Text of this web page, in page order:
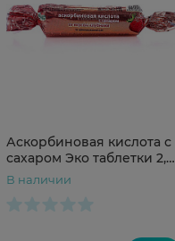
Аскорбиновая кислота с
сахаром Эко таблетки 2,9г
Клубника N10 крутка
В наличии